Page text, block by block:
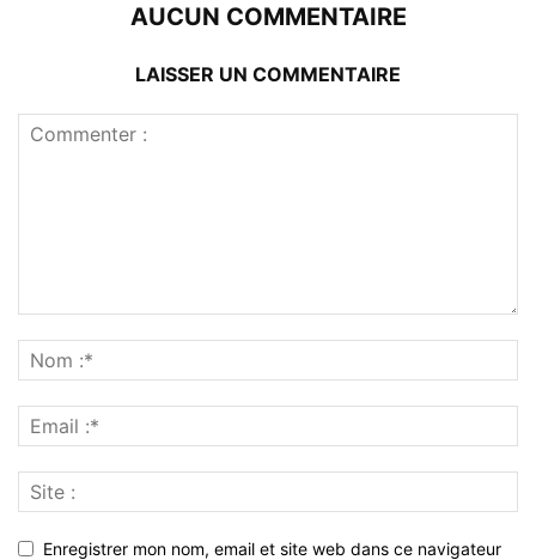
AUCUN COMMENTAIRE
LAISSER UN COMMENTAIRE
Enregistrer mon nom, email et site web dans ce navigateur